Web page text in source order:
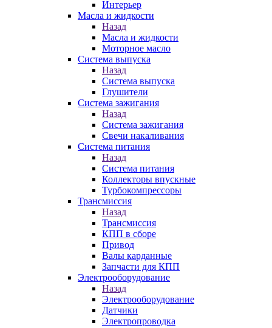
Интерьер
Масла и жидкости
Назад
Масла и жидкости
Моторное масло
Система выпуска
Назад
Система выпуска
Глушители
Система зажигания
Назад
Система зажигания
Свечи накаливания
Система питания
Назад
Система питания
Коллекторы впускные
Турбокомпрессоры
Трансмиссия
Назад
Трансмиссия
КПП в сборе
Привод
Валы карданные
Запчасти для КПП
Электрооборудование
Назад
Электрооборудование
Датчики
Электропроводка